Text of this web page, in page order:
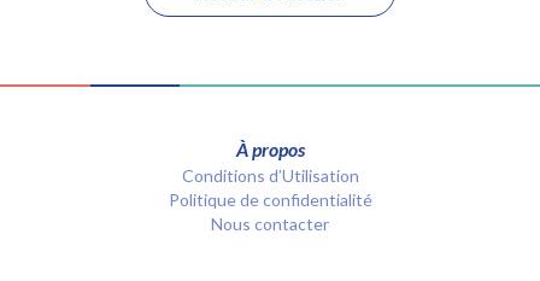
À propos
Conditions d’Utilisation
Politique de confidentialité
Nous contacter